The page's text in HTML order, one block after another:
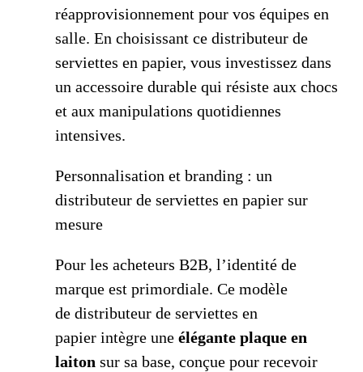
réapprovisionnement pour vos équipes en
salle. En choisissant ce distributeur de
serviettes en papier, vous investissez dans
un accessoire durable qui résiste aux chocs
et aux manipulations quotidiennes
intensives.
Personnalisation et branding : un
distributeur de serviettes en papier sur
mesure
Pour les acheteurs B2B, l’identité de
marque est primordiale. Ce modèle
de distributeur de serviettes en
papier intègre une élégante plaque en
laiton sur sa base, conçue pour recevoir